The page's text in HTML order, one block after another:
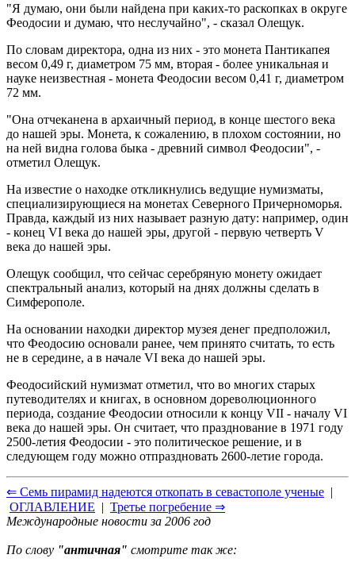
"Я думаю, они были найдена при каких-то раскопках в округе
Феодосии и думаю, что неслучайно", - сказал Олещук.
По словам директора, одна из них - это монета Пантикапея
весом 0,49 г, диаметром 75 мм, вторая - более уникальная и
науке неизвестная - монета Феодосии весом 0,41 г, диаметром
72 мм.
"Она отчеканена в архаичный период, в конце шестого века
до нашей эры. Монета, к сожалению, в плохом состоянии, но
на ней видна голова быка - древний символ Феодосии", -
отметил Олещук.
На известие о находке откликнулись ведущие нумизматы,
специализирующиеся на монетах Северного Причерноморья.
Правда, каждый из них называет разную дату: например, один
- конец VI века до нашей эры, другой - первую четверть V
века до нашей эры.
Олещук сообщил, что сейчас серебряную монету ожидает
спектральный анализ, который на днях должны сделать в
Симферополе.
На основании находки директор музея денег предположил,
что Феодосию основали ранее, чем принято считать, то есть
не в середине, а в начале VI века до нашей эры.
Феодосийский нумизмат отметил, что во многих старых
путеводителях и книгах, в основном дореволюционного
периода, создание Феодосии относили к концу VII - началу VI
века до нашей эры. Он считает, что празднование в 1971 году
2500-летия Феодосии - это политическое решение, и в
следующем году можно отпраздновать 2600-летие города.
⇐ Семь пирамид надеются откопать в севастополе ученые |
ОГЛАВЛЕНИЕ | Третье погребение ⇒
Международные новости за 2006 год
По слову "античная" смотрите так же: